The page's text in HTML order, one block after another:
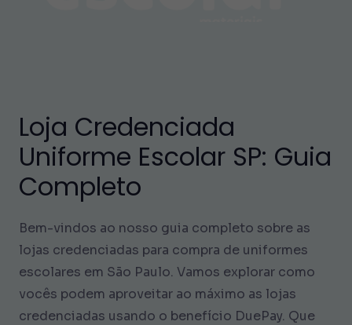
Loja Credenciada
Uniforme Escolar SP: Guia
Completo
Bem-vindos ao nosso guia completo sobre as
lojas credenciadas para compra de uniformes
escolares em São Paulo. Vamos explorar como
vocês podem aproveitar ao máximo as lojas
credenciadas usando o benefício DuePay. Que